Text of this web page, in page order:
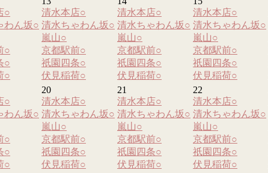
○
わん坂○
○
○
○
清水本店○
清水ちゃわん坂○
嵐山○
京都駅前○
祇園四条○
伏見稲荷○
清水本店○
清水ちゃわん坂○
嵐山○
京都駅前○
祇園四条○
伏見稲荷○
清水本店○
清水ちゃわん坂○
嵐山○
京都駅前○
祇園四条○
伏見稲荷○
○
わん坂○
○
○
○
20
清水本店○
清水ちゃわん坂○
嵐山○
京都駅前○
祇園四条○
伏見稲荷○
21
清水本店○
清水ちゃわん坂○
嵐山○
京都駅前○
祇園四条○
伏見稲荷○
22
清水本店○
清水ちゃわん坂○
嵐山○
京都駅前○
祇園四条○
伏見稲荷○